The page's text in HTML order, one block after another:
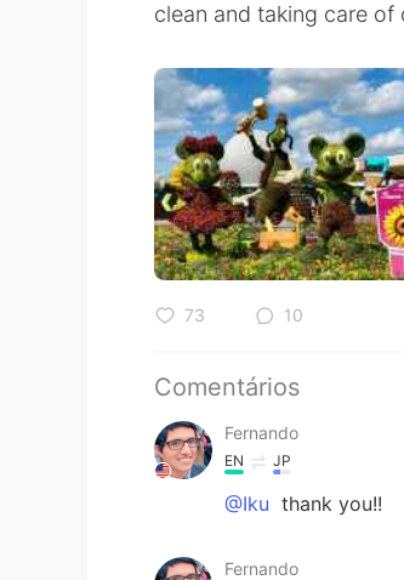
clean and taking care of
73 10
Comentários
Fernando
EN JP
@Iku thank you!!
Fernando